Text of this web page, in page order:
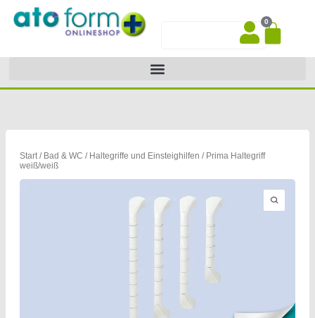
Inhalt
0
Start/ Bad & WC / Haltegriffe und Einsteighilfen / Prima Haltegriff
weiß/weiß